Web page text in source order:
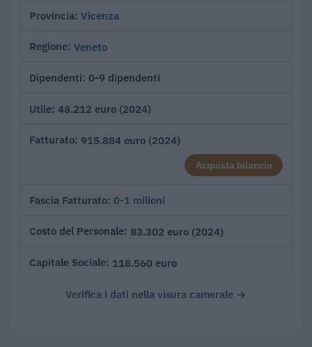
Provincia Vicenza
Regione Veneto
Dipendenti 0-9 dipendenti
Utile 48.212 euro (2024)
Fatturato 915.884 euro (2024)
Acquista bilancio
Fascia Fatturato 0-1 milioni
Costo del Personale 83.302 euro (2024)
Capitale Sociale 118.560 euro
Verifica i dati nella visura camerale →